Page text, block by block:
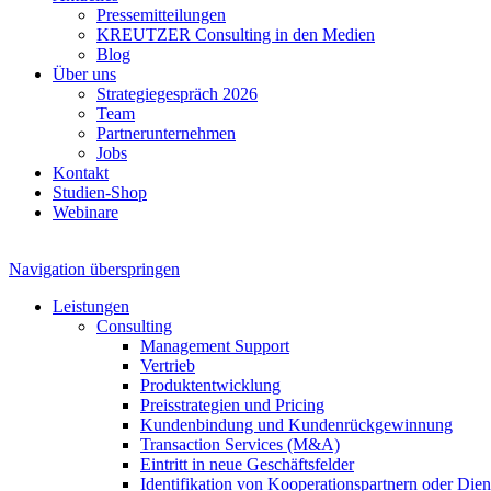
Pressemitteilungen
KREUTZER Consulting in den Medien
Blog
Über uns
Strategiegespräch 2026
Team
Partnerunternehmen
Jobs
Kontakt
Studien-Shop
Webinare
Navigation überspringen
Leistungen
Consulting
Management Support
Vertrieb
Produktentwicklung
Preisstrategien und Pricing
Kundenbindung und Kundenrückgewinnung
Transaction Services (M&A)
Eintritt in neue Geschäftsfelder
Identifikation von Kooperationspartnern oder